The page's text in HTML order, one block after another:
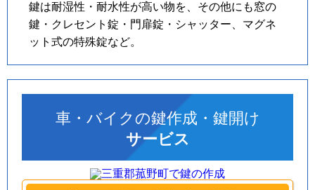
鍵は耐湿性・耐水性が高い物を、その他にも窓の
鍵・クレセント錠・門扉錠・シャッター、マグネ
ット式の特殊錠など。
車・バイクの鍵作成・鍵開け
サービス